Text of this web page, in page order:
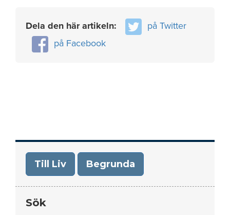
Dela den här artikeln:
på Twitter
på Facebook
Till Liv Begrunda
Sök